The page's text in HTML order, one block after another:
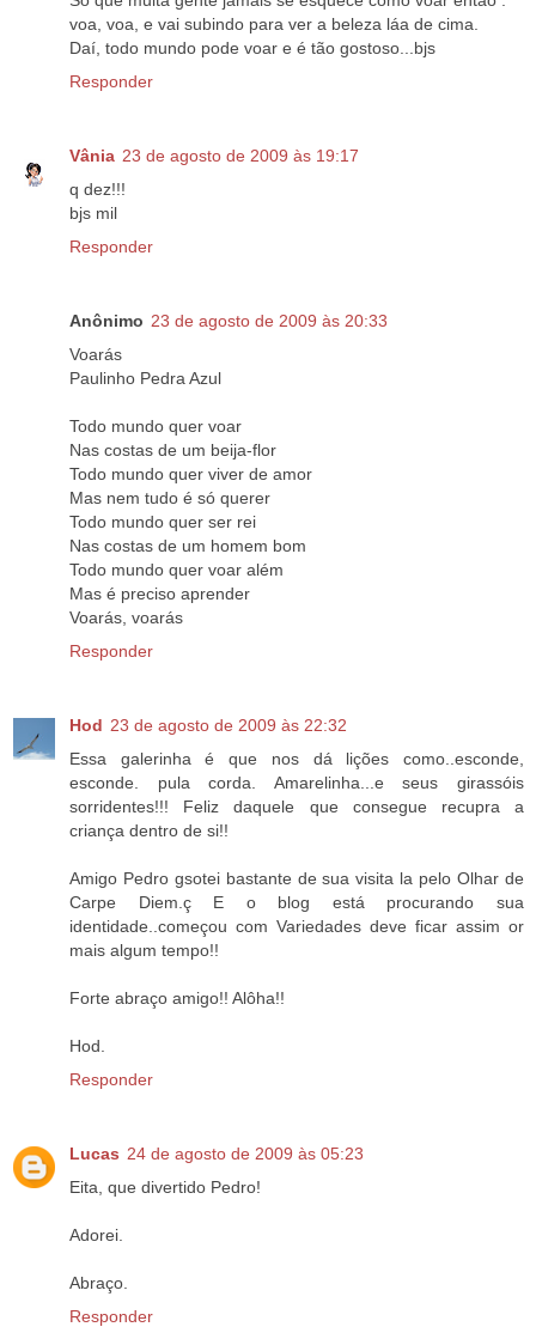
voa, voa, e vai subindo para ver a beleza láa de cima.
Daí, todo mundo pode voar e é tão gostoso...bjs
Responder
Vânia 23 de agosto de 2009 às 19:17
q dez!!!
bjs mil
Responder
Anônimo 23 de agosto de 2009 às 20:33
Voarás
Paulinho Pedra Azul
Todo mundo quer voar
Nas costas de um beija-flor
Todo mundo quer viver de amor
Mas nem tudo é só querer
Todo mundo quer ser rei
Nas costas de um homem bom
Todo mundo quer voar além
Mas é preciso aprender
Voarás, voarás
Responder
Hod 23 de agosto de 2009 às 22:32
Essa galerinha é que nos dá lições como..esconde,
esconde. pula corda. Amarelinha...e seus girassóis
sorridentes!!! Feliz daquele que consegue recupra a
criança dentro de si!!
Amigo Pedro gsotei bastante de sua visita la pelo Olhar de
Carpe Diem.ç E o blog está procurando sua
identidade..começou com Variedades deve ficar assim or
mais algum tempo!!
Forte abraço amigo!! Alôha!!
Hod.
Responder
Lucas 24 de agosto de 2009 às 05:23
Eita, que divertido Pedro!
Adorei.
Abraço.
Responder